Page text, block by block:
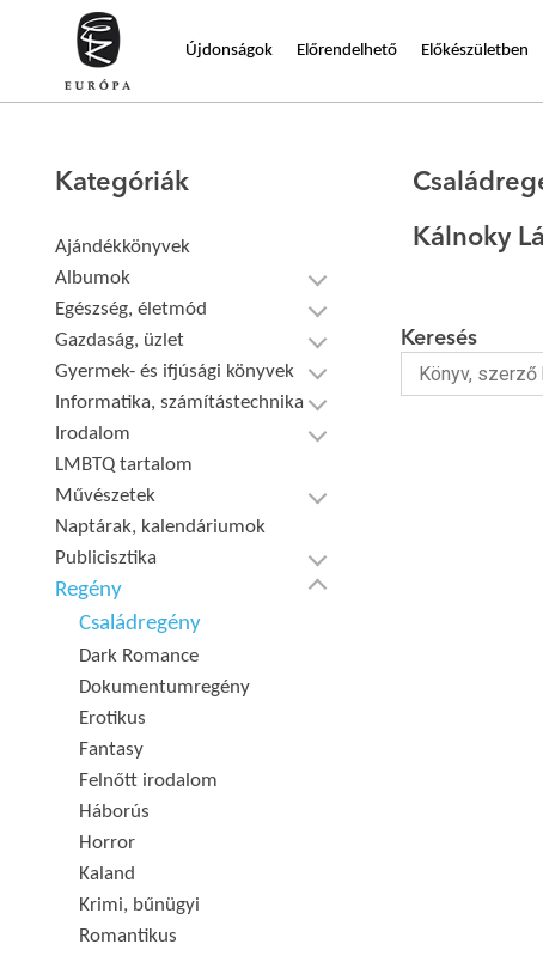
Újdonságok Előrendelhető Előkészületben
Kategóriák
Ajándékkönyvek
Albumok
Egészség, életmód
Gazdaság, üzlet
Gyermek- és ifjúsági könyvek
Informatika, számítástechnika
Irodalom
LMBTQ tartalom
Művészetek
Naptárak, kalendáriumok
Publicisztika
Regény
Családregény
Dark Romance
Dokumentumregény
Erotikus
Fantasy
Felnőtt irodalom
Háborús
Horror
Kaland
Krimi, bűnügyi
Romantikus
Kálnoky
Keresés